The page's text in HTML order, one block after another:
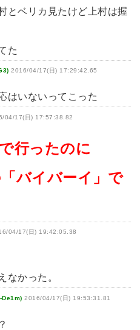
とベリカ見たけど上村は握
た
2016/04/17(日) 17:29:42.65
はいないってこった
04/17(日) 17:57:38.82
行ったのに
バイバーイ」で
04/17(日) 19:42:05.38
なかった。
De1m) 2016/04/17(日) 19:53:31.81